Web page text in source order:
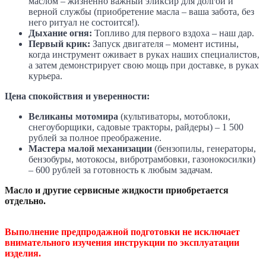
верной службы (приобретение масла – ваша забота, без
него ритуал не состоится!).
Дыхание огня: Топливо для первого вздоха – наш дар.
Первый крик: Запуск двигателя – момент истины,
когда инструмент оживает в руках наших специалистов,
а затем демонстрирует свою мощь при доставке, в руках
курьера.
Цена спокойствия и уверенности:
Великаны мотомира (культиваторы, мотоблоки,
снегоуборщики, садовые тракторы, райдеры) – 1 500
рублей за полное преображение.
Мастера малой механизации (бензопилы, генераторы,
бензобуры, мотокосы, вибротрамбовки, газонокосилки)
– 600 рублей за готовность к любым задачам.
Масло и другие сервисные жидкости приобретается
отдельно.
Выполнение предпродажной подготовки не исключает
внимательного изучения инструкции по эксплуатации
изделия.